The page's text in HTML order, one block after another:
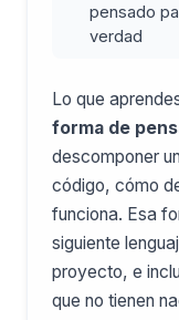
pensado
verdad
Lo que
forma de
descomponer
código, cómo
funciona. Esa
siguiente
proyecto, e
que no tienen